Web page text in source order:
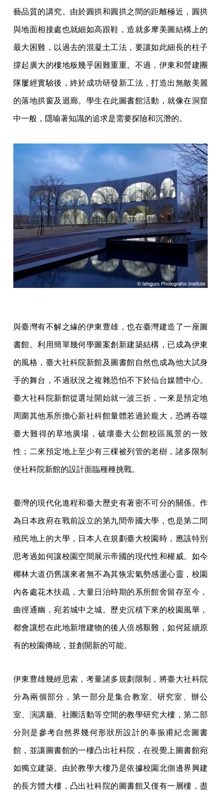
藝品質的講究。由於圓拱和圓拱之間的距離極近，圓拱
與地面相接處也就細如高跟鞋，造就多摩美圖結構上的
最大困難，以過去的混凝土工法，要讓如此細長的柱子
撐起廣大的樓地板幾乎困難重重。不過，伊東和營建團
隊屢經實驗後，終於成功研發新工法，打造出無敵美麗
的落地拱窗及迴廊。學生在此圖書館活動，就像在洞窟
中一般，隱喻著知識的追求是需要探險和沉潛的。
與臺灣有不解之緣的伊東豊雄，也在臺灣建造了一座圖
書館。利用簡單幾何學圖案創新建築結構，已成為伊東
的風格，臺大社科院新館及圖書館自然也成為他大試身
手的舞台，不過狀況之複雜恐怕不下於仙台媒體中心。
臺大社科院新館從選址開始就一波三折，一來是預定地
周圍其他系所擔心新社科館量體若過於龐大，恐將吞噬
臺大難得的草地廣場，破壞臺大公館校區風景的一致
性；二來預定地上至少有三棵被列管的老樹，諸多限制
使社科院新館的設計面臨種種挑戰。
臺灣的現代化進程和臺大歷史有著密不可分的關係。作
為日本政府在戰前設立的第九間帝國大學，也是第二間
殖民地上的大學，日本人在規劃臺大校園時，應該特別
思考過如何讓校園空間展示帝國的現代性和權威。如今
椰林大道仍舊讓來者無不為其恢宏氣勢感盪心靈，校園
內各處花木扶疏，大量日治時期的系所館舍留存至今，
曲徑通幽，宛若城中之城。歷史沉積下來的校園風華，
都會讓想在此地新增建物的後人倍感艱難，如何延續原
有的校園傳統，並創開新的可能。
伊東豊雄幾經思索，考量諸多規劃限制，將臺大社科院
分為兩個部分，第一部分是集合教室、研究室、辦公
室、演講廳、社團活動等空間的教學研究大樓，第二部
分則是參考自然界幾何形狀所設計的辜振甫紀念圖書
館，並讓圖書館的一樓凸出社科院，在視覺上圖書館宛
如獨立建築。由於教學大樓乃是依據校園北側邊界興建
的長方體大樓，凸出社科院的圖書館又僅有一層樓，盡